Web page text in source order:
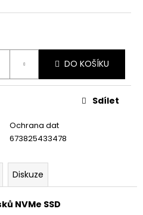
DO KOŠÍKU
Ochrana dat
673825433478
Sdílet
Diskuze
NVMe SSD